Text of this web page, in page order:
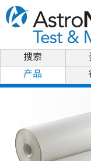
搜索
产品